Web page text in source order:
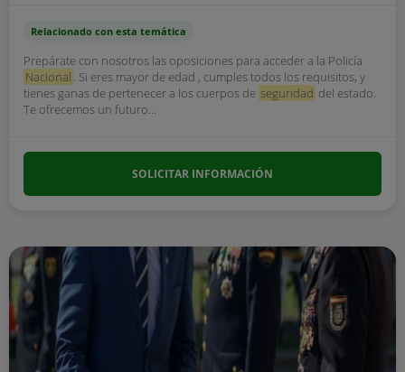
Relacionado con esta temática
Prepárate con nosotros las oposiciones para acceder a la Policía
Nacional . Si eres mayor de edad , cumples todos los requisitos, y
tienes ganas de pertenecer a los cuerpos de seguridad del estado.
Te ofrecemos un futuro...
SOLICITAR INFORMACIÓN